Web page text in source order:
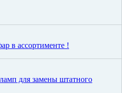
в ассортименте !
для замены штатного